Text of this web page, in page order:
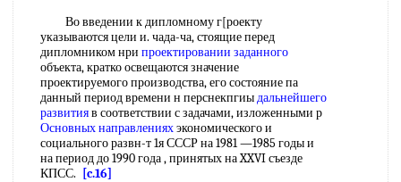
Во введении к дипломному г[роекту
указываются цели и. чада-ча, стоящие перед
дипломником нри проектировании заданного
объекта, кратко освещаются значение
проектируемого производства, его состояние па
данный период времени н перснекпгиыдальнейшего
развитияв соответствии с задачами, изложенными р
Основных направленияхэкономического и
социального развн-т 1я СССР на 1981 —1985 годы и
на период до 1990 года , принятых на XXVI съезде
КПСС.
[c.16]